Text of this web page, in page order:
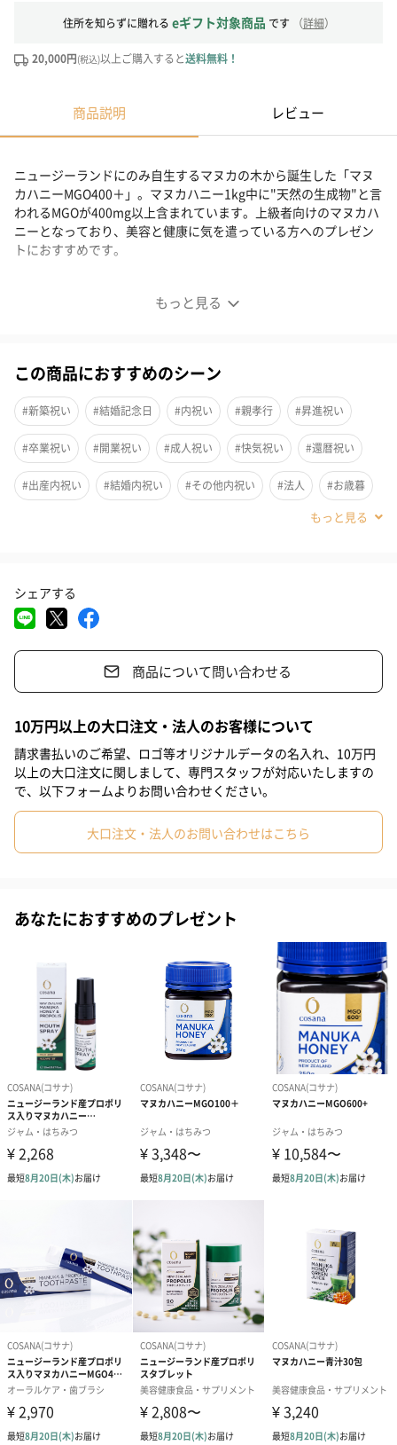
住所を知らずに贈れる eギフト対象商品 です （詳細）
20,000円(税込)以上ご購入すると送料無料！
商品説明 レビュー
もっと見る
ニュージーランドにのみ自生するマヌカの木から誕生した「マヌ
カハニーMGO400＋」。マヌカハニー1kg中に"天然の生成物"と言
われるMGOが400mg以上含まれています。上級者向けのマヌカハ
ニーとなっており、美容と健康に気を遣っている方へのプレゼン
トにおすすめです。
品質の良い本物のマヌカハニー
百貨店等でも選ばれているマヌカハニーで品質が高く、本物のマ
ヌカハニーです。
ュージーランドの夏12月に山を白く染めるように咲きます。この
花から採蜜したハチミツがマヌカハニーで、とても抗菌作用が強
いことが知られています。
採蜜期間が１年の中でおよそ４週間という希少価値の高さから、
マヌカハニーは「ハチミツの王様」と呼ばれています。
「MGO400＋」とは
マヌカハニー特有の抗菌物質MGOが1kgあたり400mg以上含まれ
ていることを示しており、上級者向けのマヌカハニーとなりま
す。
ニュージーランド産の自然食品
ニュージーランドの原住民マオリ族の時代から食されてきたハチ
ミツで長い食文化があります。健康被害も報告されておらず、安
心安全な食べ物です。
この商品におすすめのシーン
#新築祝い #結婚記念日 #内祝い #親孝行 #昇進祝い
#卒業祝い #開業祝い #成人祝い #快気祝い #還暦祝い
#出産内祝い #結婚内祝い #その他内祝い #法人 #お歳暮
#結婚祝い
#パーティー
#敬老の日
#退職祝い #送別会 #同僚男性
#部下男性 #娘 #息子 #姉 #妹 #兄 #弟
#女子大学生 #男子大学生 #彼女 #同僚女性 #上司男性
#女性 #男性 #男友達 #女友達 #彼氏 #20代後半
#80代 #90代
シェアする
商品について問い合わせる
10万円以上の大口注文・法人のお客様について
請求書払いのご希望、ロゴ等オリジナルデータの名入れ、10万円
以上の大口注文に関しまして、専門スタッフが対応いたしますの
で、以下フォームよりお問い合わせください。
大口注文・法人のお問い合わせはこちら
あなたにおすすめのプレゼント